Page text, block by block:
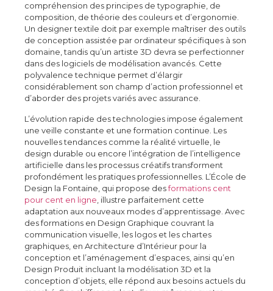
compréhension des principes de typographie, de
composition, de théorie des couleurs et d’ergonomie.
Un designer textile doit par exemple maîtriser des outils
de conception assistée par ordinateur spécifiques à son
domaine, tandis qu’un artiste 3D devra se perfectionner
dans des logiciels de modélisation avancés. Cette
polyvalence technique permet d’élargir
considérablement son champ d’action professionnel et
d’aborder des projets variés avec assurance.
L’évolution rapide des technologies impose également
une veille constante et une formation continue. Les
nouvelles tendances comme la réalité virtuelle, le
design durable ou encore l’intégration de l’intelligence
artificielle dans les processus créatifs transforment
profondément les pratiques professionnelles. L’École de
Design la Fontaine, qui propose desformations cent
pour cent en ligne , illustre parfaitement cette
adaptation aux nouveaux modes d’apprentissage. Avec
des formations en Design Graphique couvrant la
communication visuelle, les logos et les chartes
graphiques, en Architecture d’Intérieur pour la
conception et l’aménagement d’espaces, ainsi qu’en
Design Produit incluant la modélisation 3D et la
conception d’objets, elle répond aux besoins actuels du